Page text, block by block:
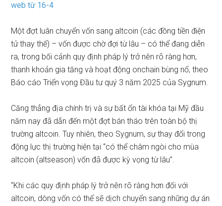
web từ 16-4
Một đợt luân chuyển vốn sang altcoin (các đồng tiền điện
tử thay thế) – vốn được chờ đợi từ lâu – có thể đang diễn
ra, trong bối cảnh quy định pháp lý trở nên rõ ràng hơn,
thanh khoản gia tăng và hoạt động onchain bùng nổ, theo
Báo cáo Triển vọng Đầu tư quý 3 năm 2025 của Sygnum.
Căng thẳng địa chính trị và sự bất ổn tài khóa tại Mỹ đầu
năm nay đã dẫn đến một đợt bán tháo trên toàn bộ thị
trường altcoin. Tuy nhiên, theo Sygnum, sự thay đổi trong
động lực thị trường hiện tại “có thể châm ngòi cho mùa
altcoin (altseason) vốn đã được kỳ vọng từ lâu”.
“Khi các quy định pháp lý trở nên rõ ràng hơn đối với
altcoin, dòng vốn có thể sẽ dịch chuyển sang những dự án